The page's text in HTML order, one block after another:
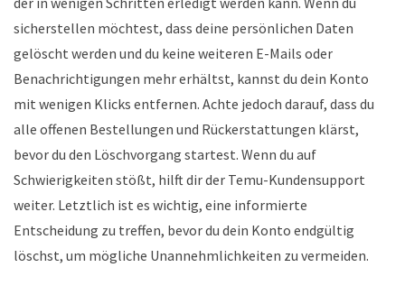
sicherstellen möchtest, dass deine persönlichen Daten
gelöscht werden und du keine weiteren E-Mails oder
Benachrichtigungen mehr erhältst, kannst du dein Konto
mit wenigen Klicks entfernen. Achte jedoch darauf, dass du
alle offenen Bestellungen und Rückerstattungen klärst,
bevor du den Löschvorgang startest. Wenn du auf
Schwierigkeiten stößt, hilft dir der Temu-Kundensupport
weiter. Letztlich ist es wichtig, eine informierte
Entscheidung zu treffen, bevor du dein Konto endgültig
löschst, um mögliche Unannehmlichkeiten zu vermeiden.